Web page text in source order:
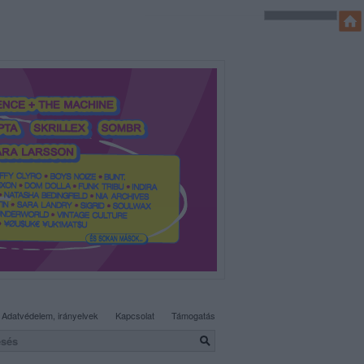
Adatvédelem, irányelvek Kapcsolat Támogatás